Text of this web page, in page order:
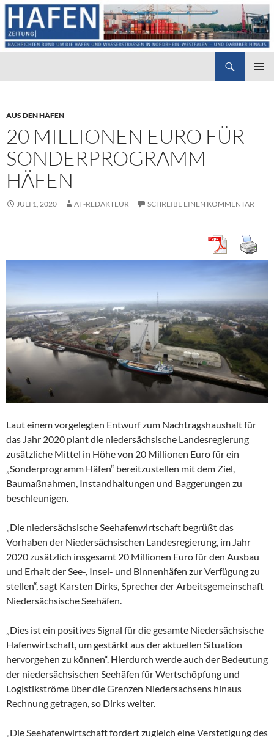
AUS DEN HÄFEN
20 MILLIONEN EURO FÜR
SONDERPROGRAMM
HÄFEN
JULI 1, 2020 AF-REDAKTEUR SCHREIBE EINEN KOMMENTAR
Laut einem vorgelegten Entwurf zum Nachtragshaushalt für
das Jahr 2020 plant die niedersächsische Landesregierung
zusätzliche Mittel in Höhe von 20 Millionen Euro für ein
„Sonderprogramm Häfen“ bereitzustellen mit dem Ziel,
Baumaßnahmen, Instandhaltungen und Baggerungen zu
beschleunigen.
„Die niedersächsische Seehafenwirtschaft begrüßt das
Vorhaben der Niedersächsischen Landesregierung, im Jahr
2020 zusätzlich insgesamt 20 Millionen Euro für den Ausbau
und Erhalt der See-, Insel- und Binnenhäfen zur Verfügung zu
stellen“, sagt Karsten Dirks, Sprecher der Arbeitsgemeinschaft
Niedersächsische Seehäfen.
„Dies ist ein positives Signal für die gesamte Niedersächsische
Hafenwirtschaft, um gestärkt aus der aktuellen Situation
hervorgehen zu können“. Hierdurch werde auch der Bedeutung
der niedersächsischen Seehäfen für Wertschöpfung und
Logistikströme über die Grenzen Niedersachsens hinaus
Rechnung getragen, so Dirks weiter.
„Die Seehafenwirtschaft fordert zugleich eine Verstetigung des